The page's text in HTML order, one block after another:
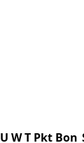
U WT Pkt Bon